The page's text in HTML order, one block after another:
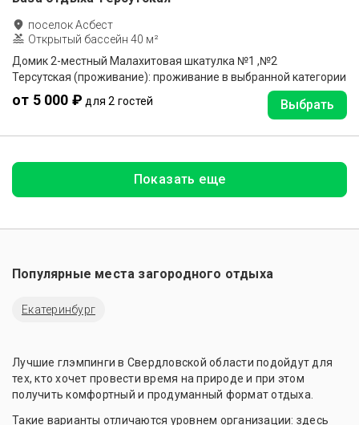
поселок Асбест
Открытый бассейн 40 м²
Домик 2-местный Малахитовая шкатулка №1 ,№2
Терсутская (проживание): проживание в выбранной категории
от 5 000 ₽ для 2 гостей Выбрать
Показать еще
Популярные места загородного отдыха
Екатеринбург
Лучшие глэмпинги в Свердловской области подойдут для
тех, кто хочет провести время на природе и при этом
получить комфортный и продуманный формат отдыха.
Такие варианты отличаются уровнем организации: здесь